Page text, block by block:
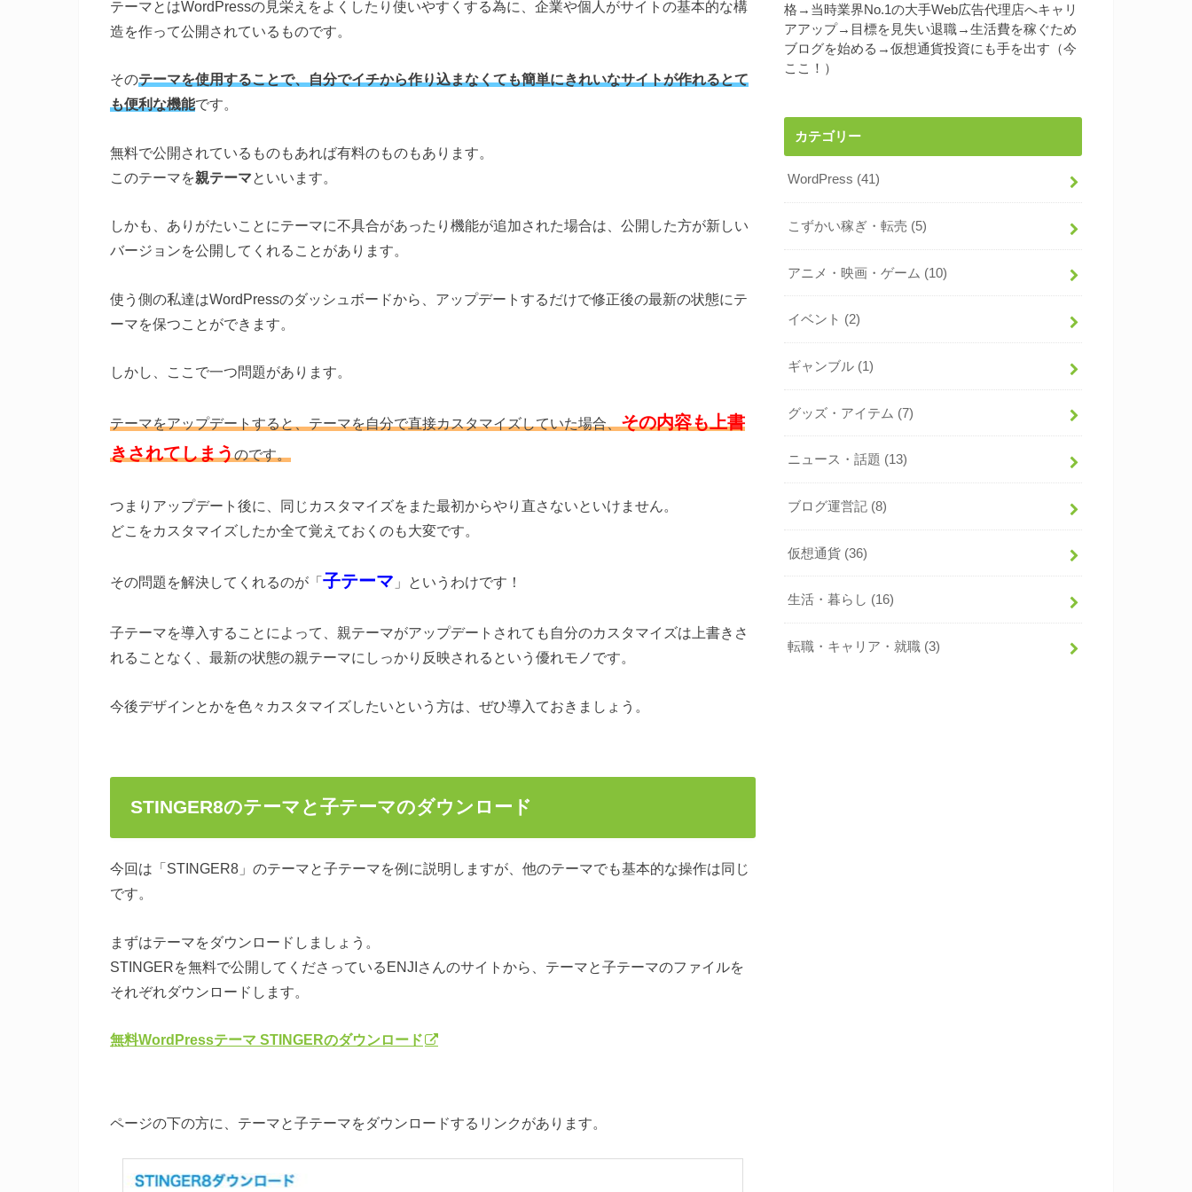
テーマとはWordPressの見栄えをよくしたり使いやすくする為に、企業や個人がサイトの基本的な構
造を作って公開されているものです。
そのテーマを使用することで、自分でイチから作り込まなくても簡単にきれいなサイトが作れるとて
も便利な機能です。
無料で公開されているものもあれば有料のものもあります。
このテーマを親テーマといいます。
しかも、ありがたいことにテーマに不具合があったり機能が追加された場合は、公開した方が新しい
バージョンを公開してくれることがあります。
使う側の私達はWordPressのダッシュボードから、アップデートするだけで修正後の最新の状態にテ
ーマを保つことができます。
しかし、ここで一つ問題があります。
テーマをアップデートすると、テーマを自分で直接カスタマイズしていた場合、その内容も上書
きされてしまうのです。
つまりアップデート後に、同じカスタマイズをまた最初からやり直さないといけません。
どこをカスタマイズしたか全て覚えておくのも大変です。
その問題を解決してくれるのが「子テーマ 」というわけです！
子テーマを導入することによって、親テーマがアップデートされても自分のカスタマイズは上書きさ
れることなく、最新の状態の親テーマにしっかり反映されるという優れモノです。
今後デザインとかを色々カスタマイズしたいという方は、ぜひ導入ておきましょう。
STINGER8のテーマと子テーマのダウンロード
今回は「STINGER8」のテーマと子テーマを例に説明しますが、他のテーマでも基本的な操作は同じ
です。
まずはテーマをダウンロードしましょう。
STINGERを無料で公開してくださっているENJIさんのサイトから、テーマと子テーマのファイルを
それぞれダウンロードします。
無料WordPressテーマ STINGERのダウンロード
ページの下の方に、テーマと子テーマをダウンロードするリンクがあります。
格→当時業界No.1の大手Web広告代理店へキャリ
アアップ→目標を見失い退職→生活費を稼ぐため
ブログを始める→仮想通貨投資にも手を出す（今
ここ！）
カテゴリー
WordPress (41)
こずかい稼ぎ・転売 (5)
アニメ・映画・ゲーム (10)
イベント (2)
ギャンブル (1)
グッズ・アイテム (7)
ニュース・話題 (13)
ブログ運営記 (8)
仮想通貨 (36)
生活・暮らし (16)
転職・キャリア・就職 (3)